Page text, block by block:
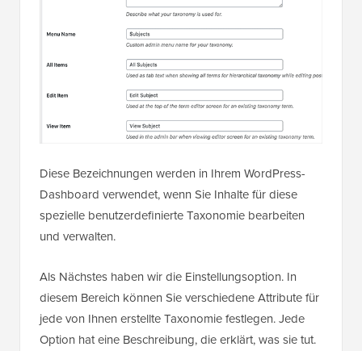
Diese Bezeichnungen werden in Ihrem WordPress-
Dashboard verwendet, wenn Sie Inhalte für diese
spezielle benutzerdefinierte Taxonomie bearbeiten
und verwalten.
Als Nächstes haben wir die Einstellungsoption. In
diesem Bereich können Sie verschiedene Attribute für
jede von Ihnen erstellte Taxonomie festlegen. Jede
Option hat eine Beschreibung, die erklärt, was sie tut.